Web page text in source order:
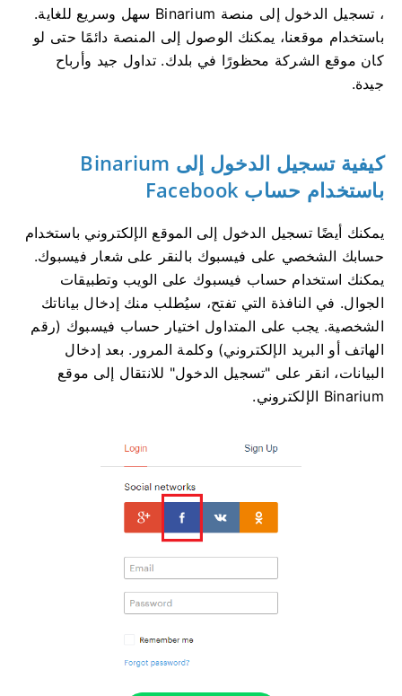
، تسجيل الدخول إلى منصة Binarium سهل وسريع للغاية.
باستخدام موقعنا، يمكنك الوصول إلى المنصة دائمًا حتى لو
كان موقع الشركة محظورًا في بلدك. تداول جيد وأرباح
جيدة.
كيفية تسجيل الدخول إلى Binarium
باستخدام حساب Facebook
يمكنك أيضًا تسجيل الدخول إلى الموقع الإلكتروني باستخدام
حسابك الشخصي على فيسبوك بالنقر على شعار فيسبوك.
يمكنك استخدام حساب فيسبوك على الويب وتطبيقات
الجوال. في النافذة التي تفتح، سيُطلب منك إدخال بياناتك
الشخصية. يجب على المتداول اختيار حساب فيسبوك (رقم
الهاتف أو البريد الإلكتروني) وكلمة المرور. بعد إدخال
البيانات، انقر على "تسجيل الدخول" للانتقال إلى موقع
Binarium الإلكتروني.